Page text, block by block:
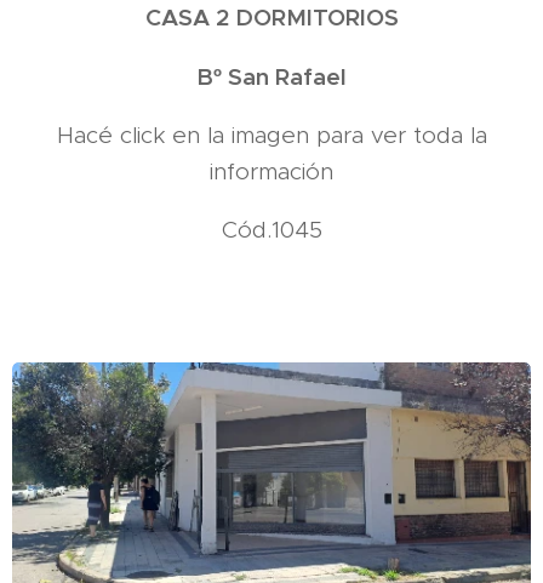
CASA 2 DORMITORIOS
Bº San Rafael
Hacé click en la imagen para ver toda la
información
Cód.1045